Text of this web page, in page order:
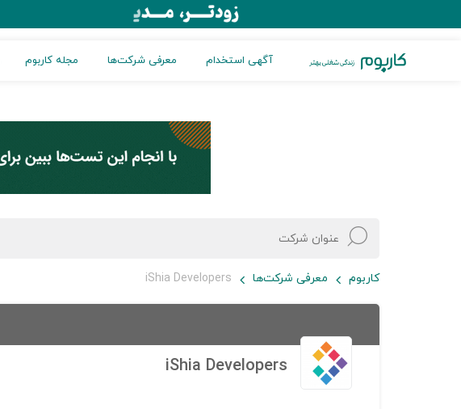
آگهی استخدام معرفی شرکت‌ها مجله کاربوم
کاربوم معرفی شرکت‌ها iShia Developers
iShia Developers